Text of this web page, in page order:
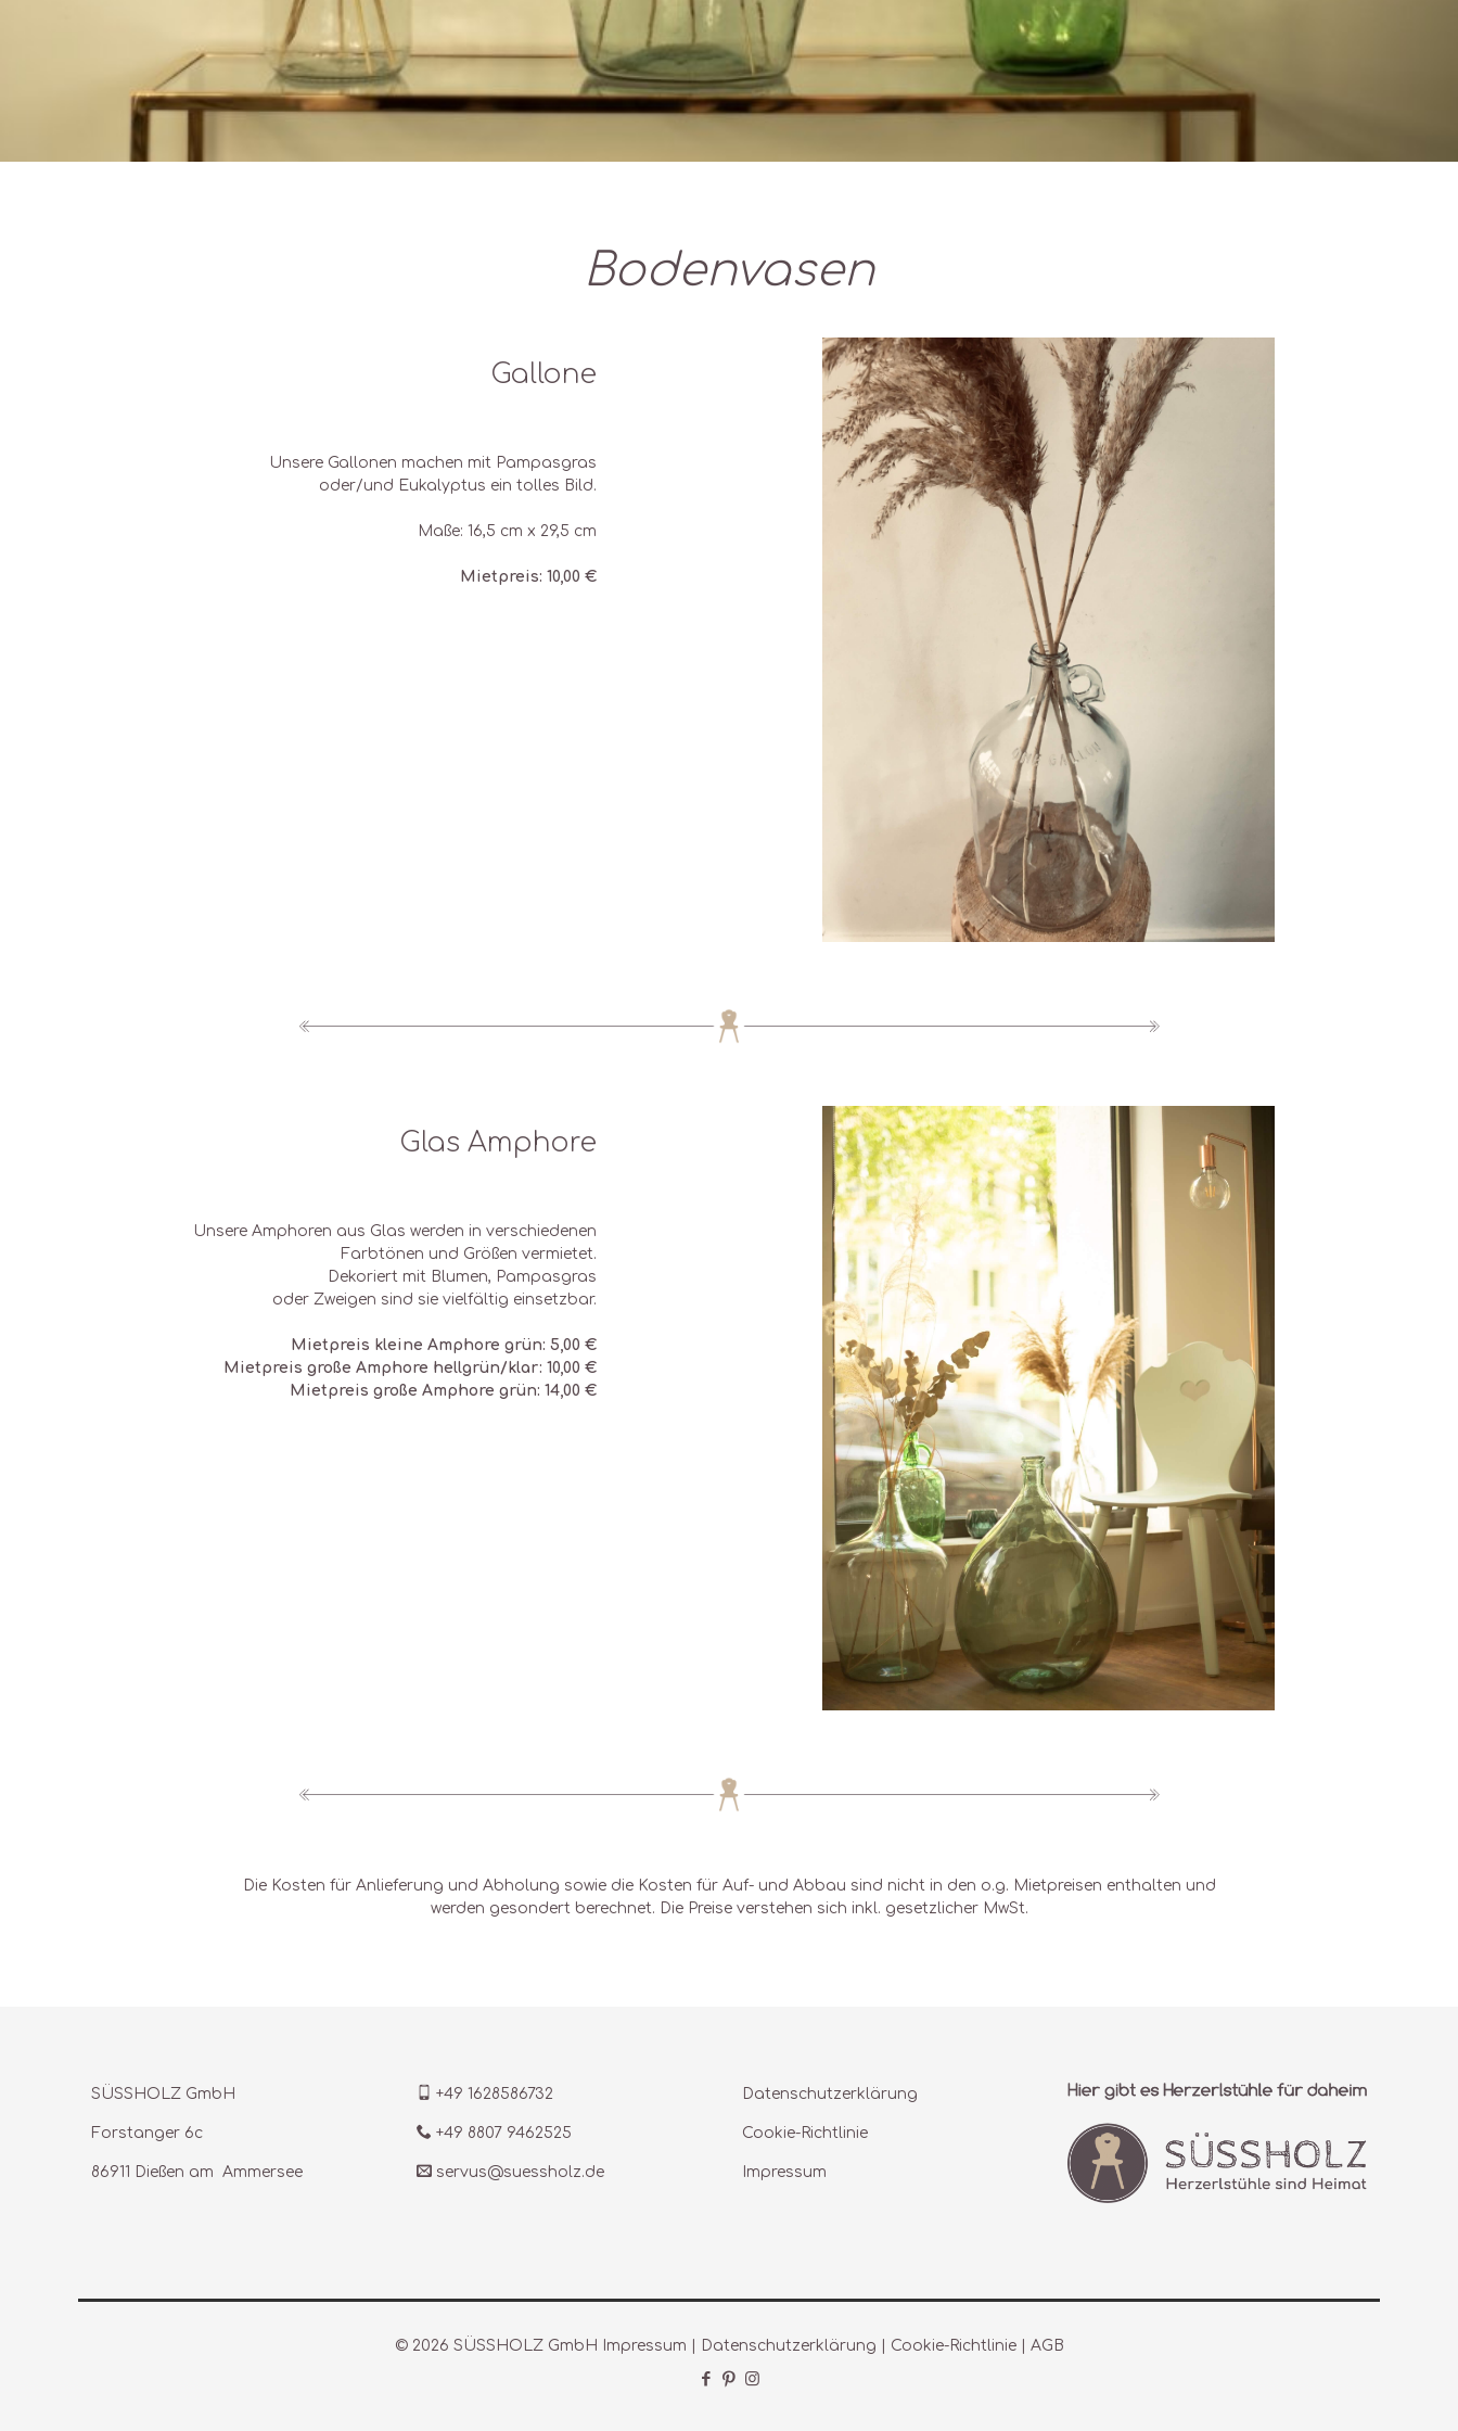
Bodenvasen
Gallone
Unsere Gallonen machen mit Pampasgras
oder/und Eukalyptus ein tolles Bild.
Maße: 16,5 cm x 29,5 cm
Mietpreis: 10,00 €
Glas Amphore
Unsere Amphoren aus Glas werden in verschiedenen
Farbtönen und Größen vermietet.
Dekoriert mit Blumen, Pampasgras
oder Zweigen sind sie vielfältig einsetzbar.
Mietpreis kleine Amphore grün: 5,00 €
Mietpreis große Amphore hellgrün/klar: 10,00 €
Mietpreis große Amphore grün: 14,00 €
Die Kosten für Anlieferung und Abholung sowie die Kosten für Auf- und Abbau sind nicht in den o.g. Mietpreisen enthalten und
werden gesondert berechnet. Die Preise verstehen sich inkl. gesetzlicher MwSt.
SÜSSHOLZ GmbH
Forstanger 6c
86911 Dießen am Ammersee
+49 1628586732
+49 8807 9462525
servus@suessholz.de
Datenschutzerklärung
Cookie-Richtlinie
Impressum
© 2026 SÜSSHOLZ GmbH Impressum Datenschutzerklärung Cookie-Richtlinie| AGB